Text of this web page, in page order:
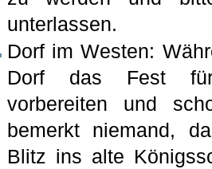
unterlassen.
Dorf im Westen:
Dorf das Fest
vorbereiten und
bemerkt niemand,
Blitz ins alte